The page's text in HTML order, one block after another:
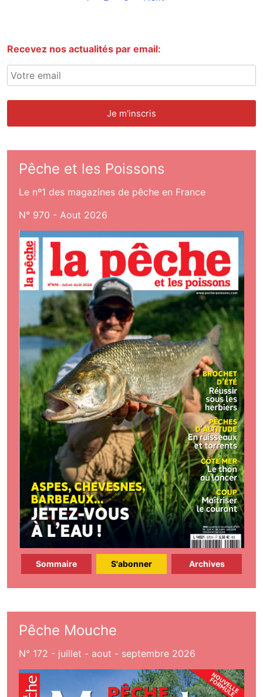
Recevez nos actualités par email:
Pêche et les Poissons
Le nº1 des magazines de pêche en France
N° 970 - Aout 2026
Sommaire S'abonner Archives
Pêche Mouche
N° 172 - juillet - aout - septembre 2026